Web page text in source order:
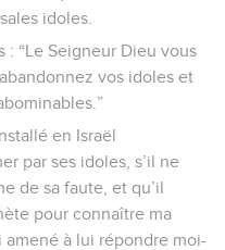
idoles.
: “Le Seigneur Dieu vous
vos idoles et
en Israël
par ses idoles, s’il ne
de sa faute, et qu’il
pour connaître ma
à lui répondre moi-